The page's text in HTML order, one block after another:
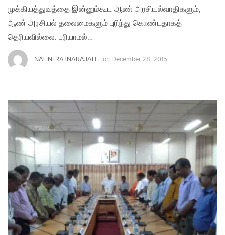
முக்கியத்துவத்தை இன்னும்கூட ஆண் அரசியல்வாதிகளும்,
ஆண் அரசியல் தலைமைகளும் புரிந்து கொண்டதாகத்
தெரியவில்லை. புரியாமல்…
NALINI RATNARAJAH on December 28, 2015